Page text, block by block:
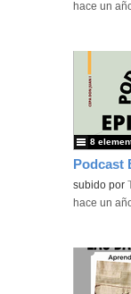
-hace un
subido por
8
-hace un